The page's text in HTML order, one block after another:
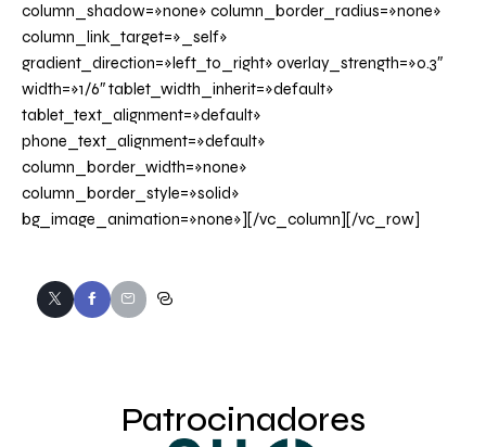
column_shadow=»none» column_border_radius=»none»
column_link_target=»_self»
gradient_direction=»left_to_right» overlay_strength=»0.3″
width=»1/6″ tablet_width_inherit=»default»
tablet_text_alignment=»default»
phone_text_alignment=»default»
column_border_width=»none»
column_border_style=»solid»
bg_image_animation=»none»][/vc_column][/vc_row]
Patrocinadores